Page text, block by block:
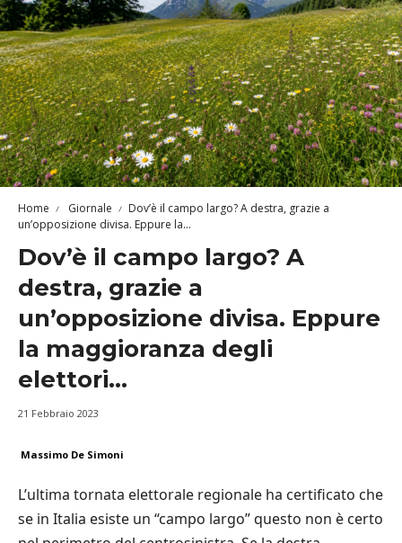
Home Giornale
Dov’è il campo largo? A destra, grazie a
un’opposizione divisa. Eppure la...
Dov’è il campo largo? A
destra, grazie a
un’opposizione divisa. Eppure
la maggioranza degli
elettori…
21 Febbraio 2023
Massimo De Simoni
L’ultima tornata elettorale regionale ha certificato che
se in Italia esiste un “campo largo” questo non è certo